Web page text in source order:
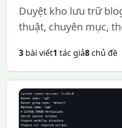
Duyệt kho lưu trữ
thuật, chuyên mục,
3 bài viết1 tác giả8chủ đề